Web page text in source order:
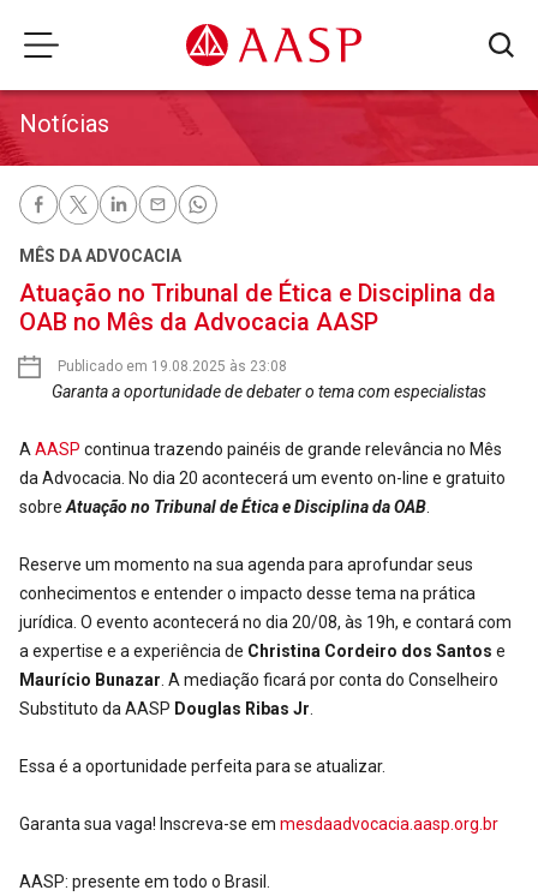
Notícias
MÊS DA ADVOCACIA
Atuação no Tribunal de Ética e Disciplina da
OAB no Mês da Advocacia AASP
Publicado em 19.08.2025 às 23:08
Garanta a oportunidade de debater o tema com especialistas
A AASP continua trazendo painéis de grande relevância no Mês
da Advocacia. No dia 20 acontecerá um evento on-line e gratuito
sobre Atuação no Tribunal de Ética e Disciplina da OAB
Reserve um momento na sua agenda para aprofundar seus
conhecimentos e entender o impacto desse tema na prática
jurídica. O evento acontecerá no dia 20/08, às 19h, e contará com
a expertise e a experiência de Christina Cordeiro dos Santos e
Maurício Bunazar . A mediação ficará por conta do Conselheiro
Substituto da AASP Douglas Ribas Jr
Essa é a oportunidade perfeita para se atualizar.
Garanta sua vaga! Inscreva-se em mesdaadvocacia.aasp.org.br
AASP: presente em todo o Brasil.